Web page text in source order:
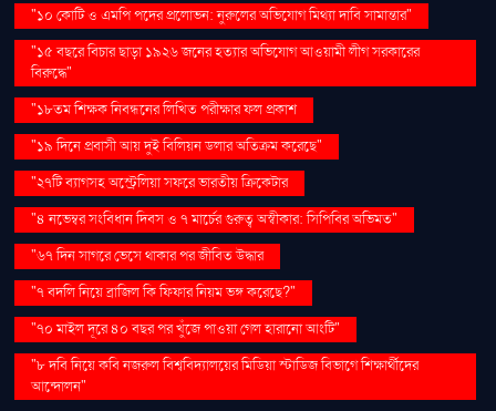
"১০ কোটি ও এমপি পদের প্রলোভন: নুরুলের অভিযোগ মিথ্যা দাবি সামান্তার"
"১৫ বছরে বিচার ছাড়া ১৯২৬ জনের হত্যার অভিযোগ আওয়ামী লীগ সরকারের
বিরুদ্ধে"
"১৮তম শিক্ষক নিবন্ধনের লিখিত পরীক্ষার ফল প্রকাশ
"১৯ দিনে প্রবাসী আয় দুই বিলিয়ন ডলার অতিক্রম করেছে"
"২৭টি ব্যাগসহ অস্ট্রেলিয়া সফরে ভারতীয় ক্রিকেটার
"৪ নভেম্বর সংবিধান দিবস ও ৭ মার্চের গুরুত্ব অস্বীকার: সিপিবির অভিমত"
"৬৭ দিন সাগরে ভেসে থাকার পর জীবিত উদ্ধার
"৭ বদলি নিয়ে ব্রাজিল কি ফিফার নিয়ম ভঙ্গ করেছে?"
"৭০ মাইল দূরে ৪০ বছর পর খুঁজে পাওয়া গেল হারানো আংটি"
"৮ দবি নিয়ে কবি নজরুল বিশ্ববিদ্যালয়ের মিডিয়া স্টাডিজ বিভাগে শিক্ষার্থীদের
আন্দোলন"